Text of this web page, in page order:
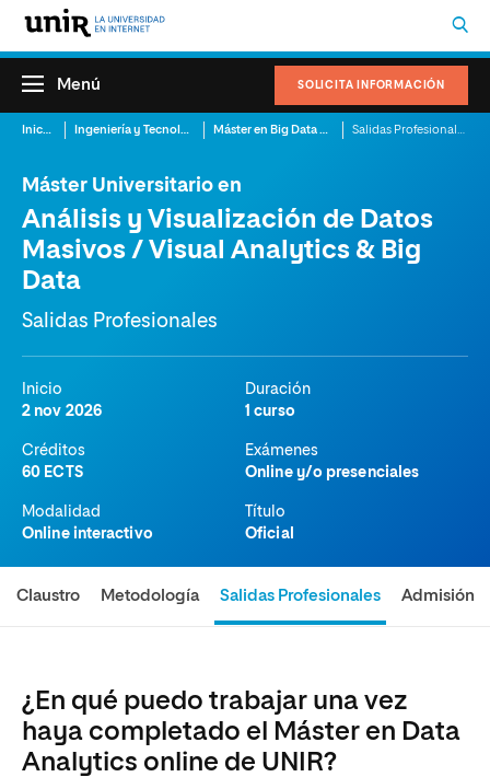
SOLICITA INFORMACIÓN
Menú
Inicio Ingeniería y Tecnología Máster en Big Data Online
Máster Universitario en
Análisis y Visualización de Datos
Masivos / Visual Analytics & Big
Data
Salidas Profesionales
Inicio
2 nov 2026
Duración
1 curso
Créditos
60 ECTS
Exámenes
Online y/o presenciales
Modalidad
Online interactivo
Título
Oficial
Claustro Metodología Salidas Profesionales Admisión
¿En qué puedo trabajar una vez
haya completado el Máster en Data
Analytics online de UNIR?